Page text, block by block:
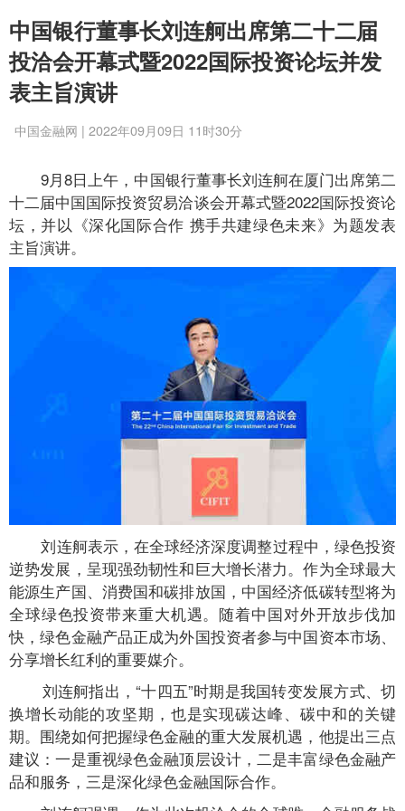
中国银行董事长刘连舸出席第二十二届
投洽会开幕式暨2022国际投资论坛并发
表主旨演讲
中国金融网 | 2022年09月09日 11时30分
9月8日上午，中国银行董事长刘连舸在厦门出席第二
十二届中国国际投资贸易洽谈会开幕式暨2022国际投资论
坛，并以《深化国际合作 携手共建绿色未来》为题发表
主旨演讲。
刘连舸表示，在全球经济深度调整过程中，绿色投资
逆势发展，呈现强劲韧性和巨大增长潜力。作为全球最大
能源生产国、消费国和碳排放国，中国经济低碳转型将为
全球绿色投资带来重大机遇。随着中国对外开放步伐加
快，绿色金融产品正成为外国投资者参与中国资本市场、
分享增长红利的重要媒介。
刘连舸指出，“十四五”时期是我国转变发展方式、切
换增长动能的攻坚期，也是实现碳达峰、碳中和的关键
期。围绕如何把握绿色金融的重大发展机遇，他提出三点
建议：一是重视绿色金融顶层设计，二是丰富绿色金融产
品和服务，三是深化绿色金融国际合作。